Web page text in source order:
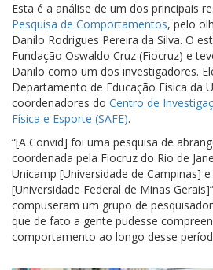
Esta é a análise de um dos principais
Pesquisa de Comportamentos, pelo
Danilo Rodrigues Pereira da Silva. O
Fundação Oswaldo Cruz (Fiocruz) e
Danilo como um dos investigadores.
Departamento de Educação Física da
coordenadores do Centro de
Física e Esporte (SAFE).
“[A Convid] foi uma pesquisa de
coordenada pela Fiocruz do Rio de
Unicamp [Universidade de Campinas]
[Universidade Federal de Minas
compuseram um grupo de
que de fato a gente pudesse
comportamento ao longo desse